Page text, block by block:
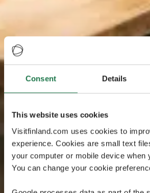
Consent Details
This website uses cookies
Visitfinland.com uses cookies to
experience. Cookies are small text
your computer or mobile device when
You can change your cookie